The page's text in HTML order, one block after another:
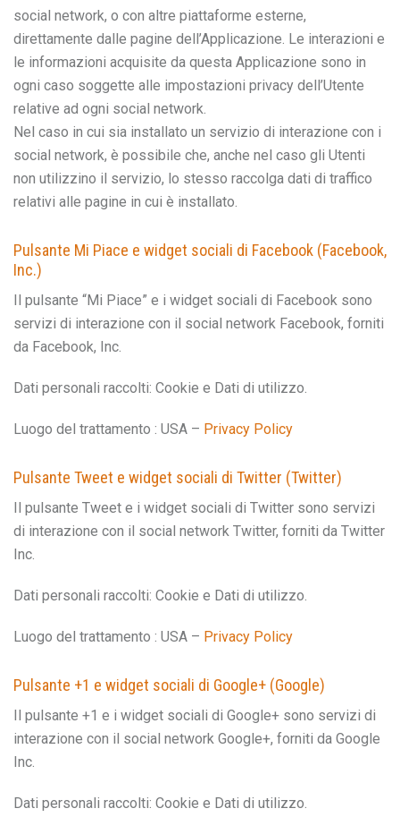
social network, o con altre piattaforme esterne,
direttamente dalle pagine dell’Applicazione. Le interazioni e
le informazioni acquisite da questa Applicazione sono in
ogni caso soggette alle impostazioni privacy dell’Utente
relative ad ogni social network.
Nel caso in cui sia installato un servizio di interazione con i
social network, è possibile che, anche nel caso gli Utenti
non utilizzino il servizio, lo stesso raccolga dati di traffico
relativi alle pagine in cui è installato.
Pulsante Mi Piace e widget sociali di Facebook (Facebook,
Inc.)
Il pulsante “Mi Piace” e i widget sociali di Facebook sono
servizi di interazione con il social network Facebook, forniti
da Facebook, Inc.
Dati personali raccolti: Cookie e Dati di utilizzo.
Luogo del trattamento : USA – Privacy Policy
Pulsante Tweet e widget sociali di Twitter (Twitter)
Il pulsante Tweet e i widget sociali di Twitter sono servizi
di interazione con il social network Twitter, forniti da Twitter
Inc.
Dati personali raccolti: Cookie e Dati di utilizzo.
Luogo del trattamento : USA – Privacy Policy
Pulsante +1 e widget sociali di Google+ (Google)
Il pulsante +1 e i widget sociali di Google+ sono servizi di
interazione con il social network Google+, forniti da Google
Inc.
Dati personali raccolti: Cookie e Dati di utilizzo.